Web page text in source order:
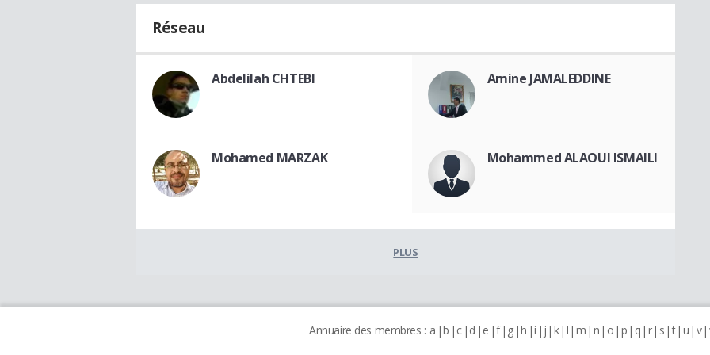
Réseau
Abdelilah CHTEBI Amine JAMALEDDINE
Mohamed MARZAK Mohammed ALAOUI ISMAILI
PLUS
Annuaire des membres : a b c d e f g h i j k l m n o p q r s t u v